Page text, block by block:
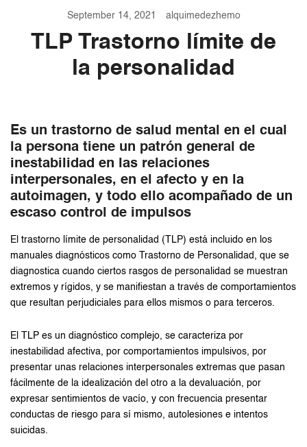
September 14, 2021 alquimedezhemo
TLP Trastorno límite de
la personalidad
Es un trastorno de salud mental en el cual
la persona tiene un patrón general de
inestabilidad en las relaciones
interpersonales, en el afecto y en la
autoimagen, y todo ello acompañado de un
escaso control de impulsos
El trastorno límite de personalidad (TLP) está incluido en los
manuales diagnósticos como Trastorno de Personalidad, que se
diagnostica cuando ciertos rasgos de personalidad se muestran
extremos y rígidos, y se manifiestan a través de comportamientos
que resultan perjudiciales para ellos mismos o para terceros.
El TLP es un diagnóstico complejo, se caracteriza por
inestabilidad afectiva, por comportamientos impulsivos, por
presentar unas relaciones interpersonales extremas que pasan
fácilmente de la idealización del otro a la devaluación, por
expresar sentimientos de vacío, y con frecuencia presentar
conductas de riesgo para sí mismo, autolesiones e intentos
suicidas.